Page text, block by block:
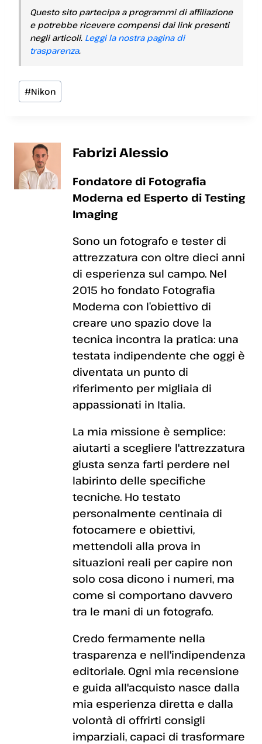
Questo sito partecipa a programmi di affiliazione
e potrebbe ricevere compensi dai link presenti
negli articoli. Leggi la nostra pagina di
trasparenza.
Tag
articolo:
#Nikon
Fabrizi Alessio
Fondatore di Fotografia
Moderna ed Esperto di Testing
Imaging
Sono un fotografo e tester di
attrezzatura con oltre dieci anni
di esperienza sul campo. Nel
2015 ho fondato Fotografia
Moderna con l’obiettivo di
creare uno spazio dove la
tecnica incontra la pratica: una
testata indipendente che oggi è
diventata un punto di
riferimento per migliaia di
appassionati in Italia.
La mia missione è semplice:
aiutarti a scegliere l'attrezzatura
giusta senza farti perdere nel
labirinto delle specifiche
tecniche. Ho testato
personalmente centinaia di
fotocamere e obiettivi,
mettendoli alla prova in
situazioni reali per capire non
solo cosa dicono i numeri, ma
come si comportano davvero
tra le mani di un fotografo.
Credo fermamente nella
trasparenza e nell'indipendenza
editoriale. Ogni mia recensione
e guida all'acquisto nasce dalla
mia esperienza diretta e dalla
volontà di offrirti consigli
imparziali, capaci di trasformare